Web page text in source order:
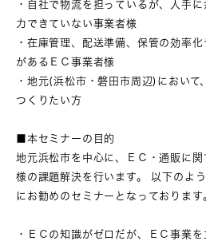
・自社で物流を担っているが、人手
力できていない事業者様
・在庫管理、配送準備、保管の効率
があるＥＣ事業者様
・地元(浜松市・磐田市周辺)において
つくりたい方
■本セミナーの目的
地元浜松市を中心に、ＥＣ・通販に
様の課題解決を行います。 以下のよ
にお勧めのセミナーとなっております
・ＥＣの知識がゼロだが、ＥＣ事業を